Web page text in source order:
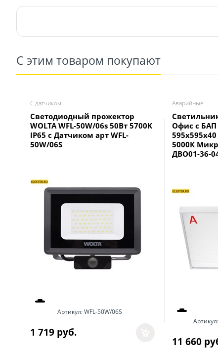
С этим товаром покупают
С датчиком
Светодиодный прожектор
WOLTA WFL-50W/06s 50Вт 5700K
IP65 с Датчиком арт WFL-
50W/06S
Артикул:WFL-50W/06S
1 719 руб.
Аварийные
Светильник
Офис с БАП
5000К
ДВО01-36-
11 660